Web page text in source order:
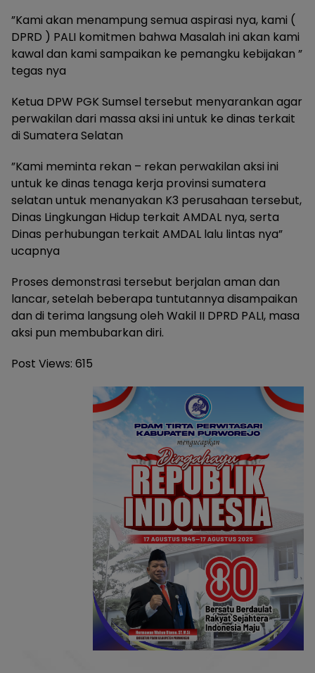
‎”Kami akan menampung semua aspirasi nya, kami (
DPRD ) PALI komitmen bahwa Masalah ini akan kami
kawal dan kami sampaikan ke pemangku kebijakan ”
tegas nya
‎Ketua DPW PGK Sumsel tersebut menyarankan agar
perwakilan dari massa aksi ini untuk ke dinas terkait
di Sumatera Selatan
‎”Kami meminta rekan – rekan perwakilan aksi ini
untuk ke dinas tenaga kerja provinsi sumatera
selatan untuk menanyakan K3 perusahaan tersebut,
Dinas Lingkungan Hidup terkait AMDAL nya, serta
Dinas perhubungan terkait AMDAL lalu lintas nya”
ucapnya
‎Proses demonstrasi tersebut berjalan aman dan
lancar, setelah beberapa tuntutannya disampaikan
dan di terima langsung oleh Wakil II DPRD PALI, masa
aksi pun membubarkan diri.
Post Views: 615